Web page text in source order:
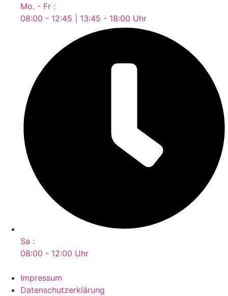
Mo. - Fr :
08:00 - 12:45 | 13:45 - 18:00 Uhr
Sa :
08:00 - 12:00 Uhr
Impressum
Datenschutzerklärung